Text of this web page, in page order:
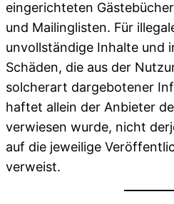
eingerichteten
und Mailinglisten. Für
unvollständige Inhalte und
Schäden, die aus der
solcherart dargebotener
haftet allein der Anbieter
verwiesen wurde, nicht
auf die jeweilige
verweist.